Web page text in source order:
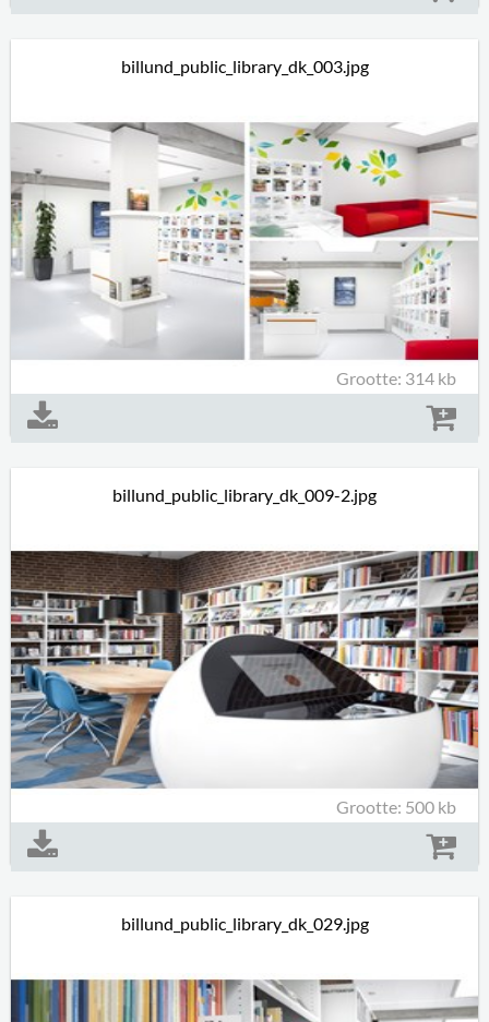
billund_public_library_dk_003.jpg
Grootte: 314 kb
billund_public_library_dk_009-2.jpg
Grootte: 500 kb
billund_public_library_dk_029.jpg